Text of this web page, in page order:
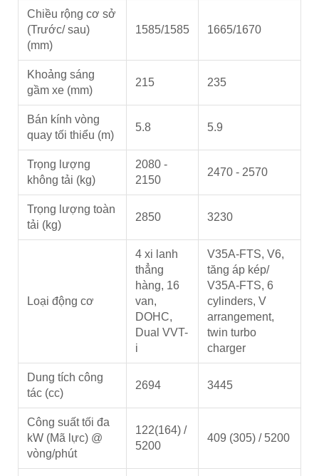
Chiều rộng cơ sở
(Trước/ sau)
(mm)
1585/1585 1665/1670
Khoảng sáng
gầm xe (mm)
215 235
Bán kính vòng
quay tối thiểu (m)
5.8 5.9
Trọng lượng
không tải (kg)
2080 -
2150
2470 - 2570
Trọng lượng toàn
tải (kg)
2850 3230
Loại động cơ
4 xi lanh
thẳng
hàng, 16
van,
DOHC,
Dual VVT-
i
V35A-FTS, V6,
tăng áp kép/
V35A-FTS, 6
cylinders, V
arrangement,
twin turbo
charger
Dung tích công
tác (cc)
2694 3445
Công suất tối đa
kW (Mã lực) @
vòng/phút
122(164) /
5200
409 (305) / 5200